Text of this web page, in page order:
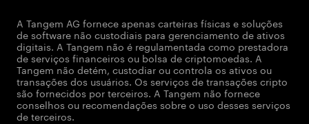
A Tangem AG fornece apenas carteiras físicas e soluções
de software não custodiais para gerenciamento de ativos
digitais. A Tangem não é regulamentada como prestadora
de serviços financeiros ou bolsa de criptomoedas. A
Tangem não detém, custodiar ou controla os ativos ou
transações dos usuários. Os serviços de transações cripto
são fornecidos por terceiros. A Tangem não fornece
conselhos ou recomendações sobre o uso desses serviços
de terceiros.